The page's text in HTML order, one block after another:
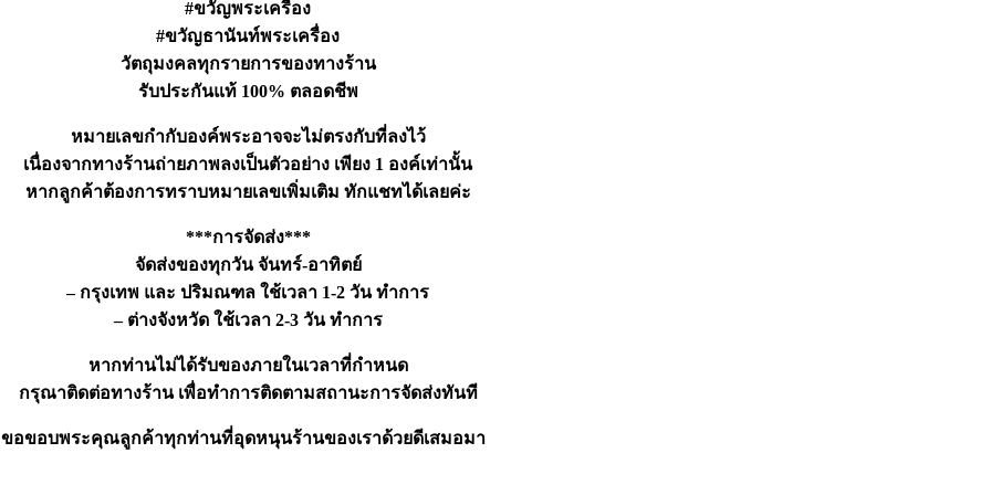
#ขวัญพระเครื่อง
#ขวัญธานันท์พระเครื่อง
วัตถุมงคลทุกรายการของทางร้าน
รับประกันแท้ 100% ตลอดชีพ
หมายเลขกำกับองค์พระอาจจะไม่ตรงกับที่ลงไว้
เนื่องจากทางร้านถ่ายภาพลงเป็นตัวอย่าง เพียง 1 องค์เท่านั้น
หากลูกค้าต้องการทราบหมายเลขเพิ่มเติม ทักแชทได้เลยค่ะ
***การจัดส่ง***
จัดส่งของทุกวัน จันทร์-อาทิตย์
– กรุงเทพ และ ปริมณฑล ใช้เวลา 1-2 วัน ทำการ
– ต่างจังหวัด ใช้เวลา 2-3 วัน ทำการ
หากท่านไม่ได้รับของภายในเวลาที่กำหนด
กรุณาติดต่อทางร้าน เพื่อทำการติดตามสถานะการจัดส่งทันที
ขอขอบพระคุณลูกค้าทุกท่านที่อุดหนุนร้านของเราด้วยดีเสมอมา